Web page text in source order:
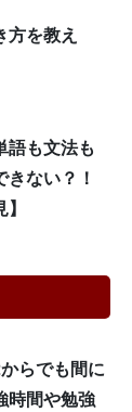
方を教え
語も文法も
ない？！
らでも間に
時間や勉強